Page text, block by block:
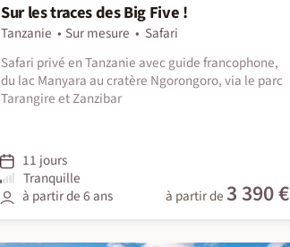
Sur les traces des Big Five !
Tanzanie Sur mesure
Safari
Safari privé en Tanzanie avec guide francophone,
du lac Manyara au cratère Ngorongoro, via le parc
Tarangire et Zanzibar
11 jours
Tranquille
à partir de 6 ans
à partir de 3 390 €